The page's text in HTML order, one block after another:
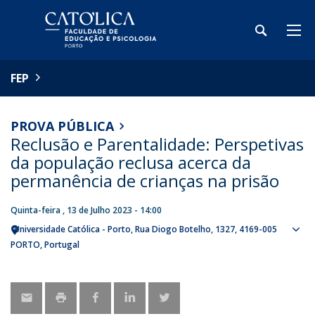
FEP
PROVA PÚBLICA
Reclusão e Parentalidade: Perspetivas
da população reclusa acerca da
permanência de crianças na prisão
Quinta-feira , 13 de Julho 2023 - 14:00
Universidade Católica - Porto Rua Diogo Botelho, 1327 4169-005
PORTO Portugal